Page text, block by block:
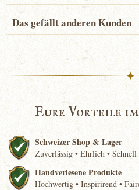
Das gefällt anderen Kunden
✦
Eure Vorteile
Schweizer Shop & Lager
Zuverlässig • Ehrlich • Schnell
Handverlesene Produkte
Hochwertig • Inspirirend •